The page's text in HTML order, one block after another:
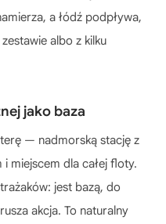
a łódź podpływa,
albo z kilku
jako baza
— nadmorską stację z
miejscem dla całej floty.
jest bazą, do
akcja. To naturalny